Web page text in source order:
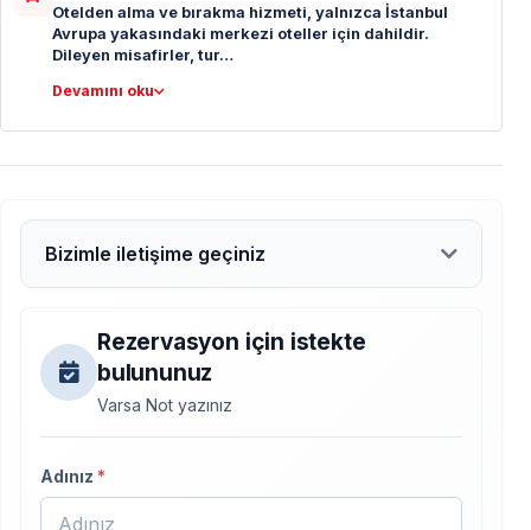
Otelden alma ve bırakma hizmeti, yalnızca İstanbul
Avrupa yakasındaki merkezi oteller için dahildir.
Dileyen misafirler, tur…
Devamını oku
Bizimle iletişime geçiniz
Rezervasyon için istekte
bulununuz
Varsa Not yazınız
Adınız *